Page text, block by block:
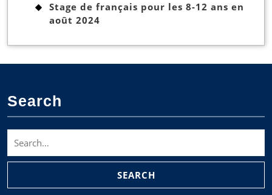
Stage de français pour les 8-12 ans en
août 2024
Search
for: